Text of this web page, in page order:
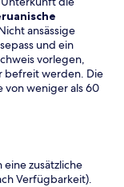
ansässige
und ein
vorlegen,
befreit werden. Die
weniger als 60
eine zusätzliche
Verfügbarkeit).